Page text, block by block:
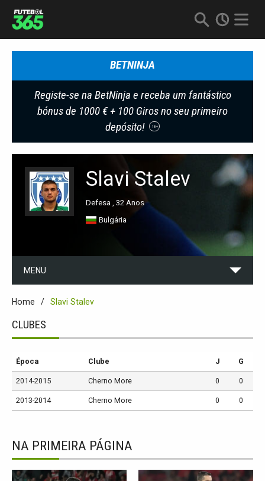
BETNINJA
Registe-se na BetNinja e receba um fantástico
bónus de 1000 € + 100 Giros no seu primeiro
depósito!
18+
Slavi Stalev
Defesa , 32 Anos
Bulgária
MENU
Home Slavi Stalev
CLUBES
Época Clube J G
2014-2015 Cherno More 0 0
2013-2014 Cherno More 0 0
NA PRIMEIRA PÁGINA